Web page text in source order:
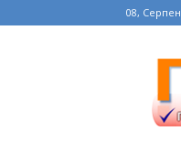
08,